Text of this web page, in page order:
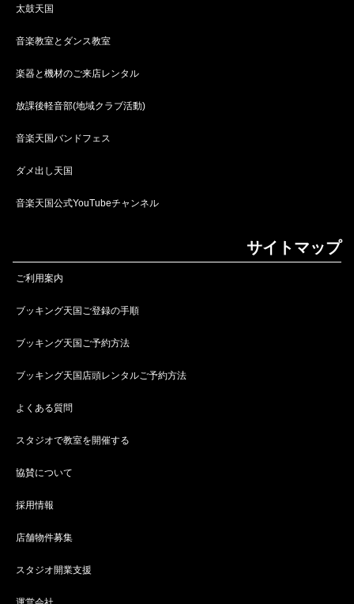
太鼓天国
音楽教室とダンス教室
楽器と機材のご来店レンタル
放課後軽音部(地域クラブ活動)
音楽天国バンドフェス
ダメ出し天国
音楽天国公式YouTubeチャンネル
サイトマップ
ご利用案内
ブッキング天国ご登録の手順
ブッキング天国ご予約方法
ブッキング天国店頭レンタルご予約方法
よくある質問
スタジオで教室を開催する
協賛について
採用情報
店舗物件募集
スタジオ開業支援